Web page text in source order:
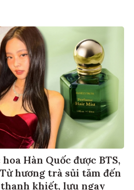
Hàn Quốc được BTS,
hương trà sủi tăm đến
khiết, lưu ngay